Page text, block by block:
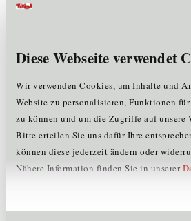
Diese Webseite verwendet
Wir verwenden Cookies, um Inhalte und
Website zu personalisieren, Funktionen
zu können und um die Zugriffe auf unsere
Bitte erteilen Sie uns dafür Ihre
können diese jederzeit ändern oder
Nähere Information finden Sie in unserer
Historie
GmbH ist kraft Bundesgesetzes,
Tiroler Zukunftsstiftung, LGBl Nr.
Haftungsausschluss
Für die Inhalte des jeweiligen
der angeführten Links ist der
selbst verantwortlich, die